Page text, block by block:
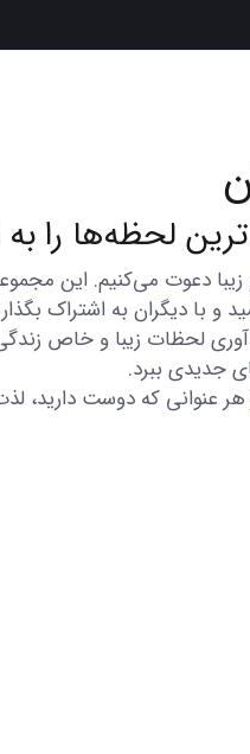
با دیگران به اشتراک
لحظات زیبا و خاص
جدیدی ببرد.
عنوانی که دوست دارید،